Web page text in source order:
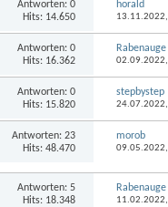
Antworten: 0
Hits: 14.650
horald
13.11.2022,
Antworten: 0
Hits: 16.362
Rabenauge
02.09.2022,
Antworten: 0
Hits: 15.820
stepbystep
24.07.2022,
Antworten: 23
Hits: 48.470
morob
09.05.2022,
Antworten: 5
Hits: 18.348
Rabenauge
11.02.2022,